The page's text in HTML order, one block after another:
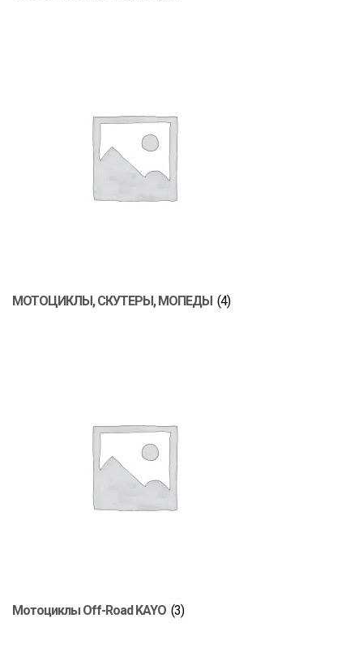
МОТОЦИКЛЫ, СКУТЕРЫ, МОПЕДЫ (4)
Мотоциклы Off-Road KAYO (3)